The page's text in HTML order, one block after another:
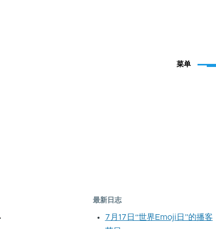
菜单
最新日志
7月17日“世界Emoji日”的播客